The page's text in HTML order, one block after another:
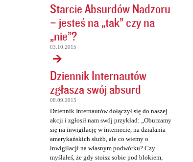
Starcie Absurdów Nadzoru
– jesteś na „tak” czy na
„nie”?
03.10.2015
Dziennik Internautów
zgłasza swój absurd
08.09.2015
Dziennik Internautów dołączył się do naszej
akcji i zgłosił nam swój przykład: „Oburzamy
się na inwigilację w internecie, na działania
amerykańskich służb, ale co wiemy o
inwigilacji na własnym podwórku? Czy
myślałeś, że gdy stoisz sobie pod blokiem,